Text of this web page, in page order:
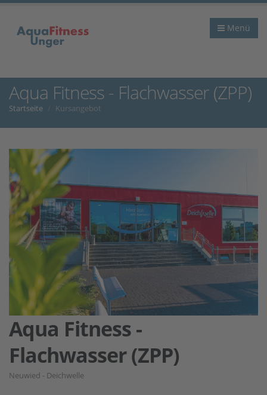
Menü
Aqua Fitness - Flachwasser (ZPP)
Startseite Kursangebot
Aqua Fitness -
Flachwasser (ZPP)
Neuwied - Deichwelle